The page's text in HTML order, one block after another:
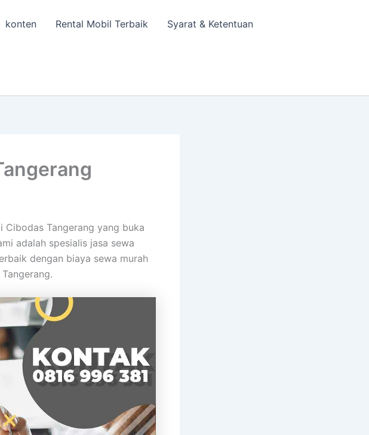
konten Rental Mobil Terbaik Syarat & Ketentuan
Cibodas Tangerang yang buka
adalah spesialis jasa sewa
dengan biaya sewa murah